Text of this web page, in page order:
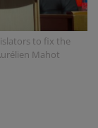
to fix the
Mahot